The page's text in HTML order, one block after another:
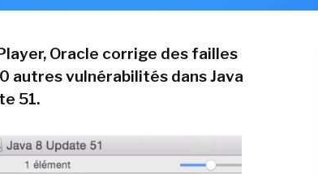
Oracle corrige des failles
autres vulnérabilités dans Java
51.